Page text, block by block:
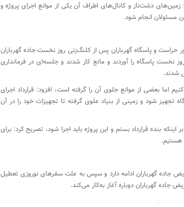
دشت‌ناز و کانال‌های اطراف آن یکی از موانع اجرای پروژه و
مسئولان انجام شود.
حراست و پاسگاه گهرباران پس از کلنگ‌زنی روز نخست جاده گهرباران
نخست پاسگاه را آوردند و مانع کار شدند و جلسه‌ای در فرمانداری
شدند.
اما بعضی از موانع جلوی آن را گرفته است، افزود: قرارداد اجرای
شود و زمینی از بنیاد علوی گرفته تا تجهیزات خود را در آن
بنده قرارداد بستم و این پروژه باید اجرا شود، تصریح کرد: برای
هستیم.
اسفند روند اجرای تعریض جاده گهرباران ادامه دارد و سپس به علت سفرهای نوروزی تعطیل